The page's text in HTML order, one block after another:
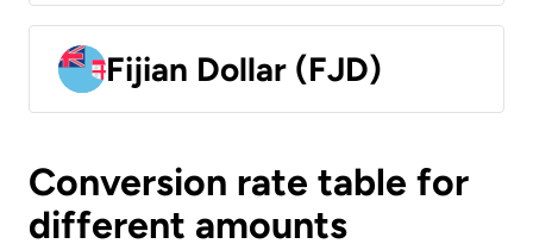
Fijian Dollar (FJD)
Conversion rate table for
different amounts